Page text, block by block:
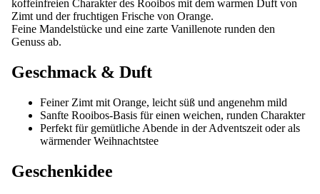
koffeinfreien Charakter des Rooibos mit dem warmen Duft von
Zimt und der fruchtigen Frische von Orange.
Feine Mandelstücke und eine zarte Vanillenote runden den
Genuss ab.
Geschmack & Duft
Feiner Zimt mit Orange, leicht süß und angenehm mild
Sanfte Rooibos-Basis für einen weichen, runden Charakter
Perfekt für gemütliche Abende in der Adventszeit oder als
wärmender Weihnachtstee
Geschenkidee